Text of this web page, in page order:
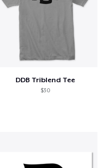
DDB Triblend Tee
$30